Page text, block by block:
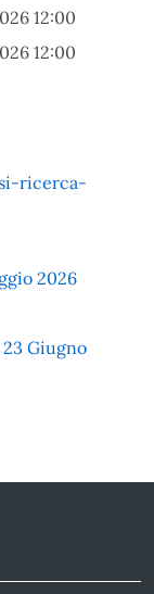
12:00
12:00
ricerca-
2026
Giugno